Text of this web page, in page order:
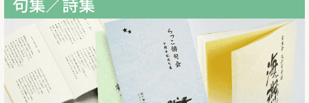
句集／詩集